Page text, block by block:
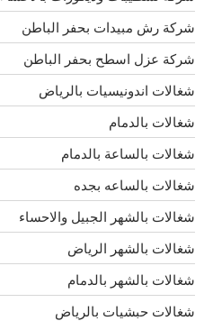
شركة رش مبيدات بحفر الباطن
شركة عزل اسطح بحفر الباطن
شغالات اندونيسيات بالرياض
شغالات بالدمام
شغالات بالساعة بالدمام
شغالات بالساعه بجده
شغالات بالشهر الجبيل والاحساء
شغالات بالشهر الرياض
شغالات بالشهر بالدمام
شغالات حبشيات بالرياض